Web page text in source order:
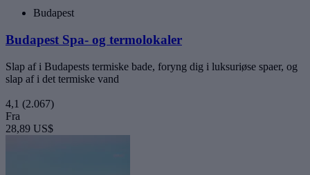
Budapest
Budapest Spa- og termolokaler
Slap af i Budapests termiske bade, foryng dig i luksuriøse spaer, og
slap af i det termiske vand
4,1 (2.067)
Fra
28,89 US$